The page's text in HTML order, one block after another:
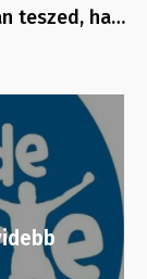
teszed, ha…